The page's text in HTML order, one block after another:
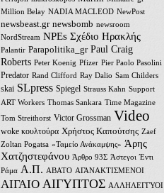
Million Belay NADIA MACLEOD NewPost
newsbeast.gr newsbomb newsroom
NordStream NPEs Σχέδιο Ηρακλής
Palantir Parapolitika_gr Paul Craig
Roberts Peter Koenig Pfizer Pier Paolo Pasolini
Predator Rand Clifford Ray Dalio Sam Childers
skai SLpress Spiegel Strauss Kahn Support
ART Workers Thomas Sankara Time Magazine
Tom Streithorst Victor Grossman Video
woke κουλτούρα Xρήστος Καπούτσης Zaef
Zoltan Pogatsa «Ταμείο Ανάκαμψης» Άρης
Χατζηστεφάνου Άρθρο 93Σ Άστεγοι Έντι
Ράμα Α.Π. ΑΒΑΤΟ ΑΓΑΝΑΚΤΙΣΜΕΝΟΙ
ΑΙΓΑΙΟ ΑΙΓΥΠΤΟΣ ΑΛΛΗΛΕΓΓΥΟΙ